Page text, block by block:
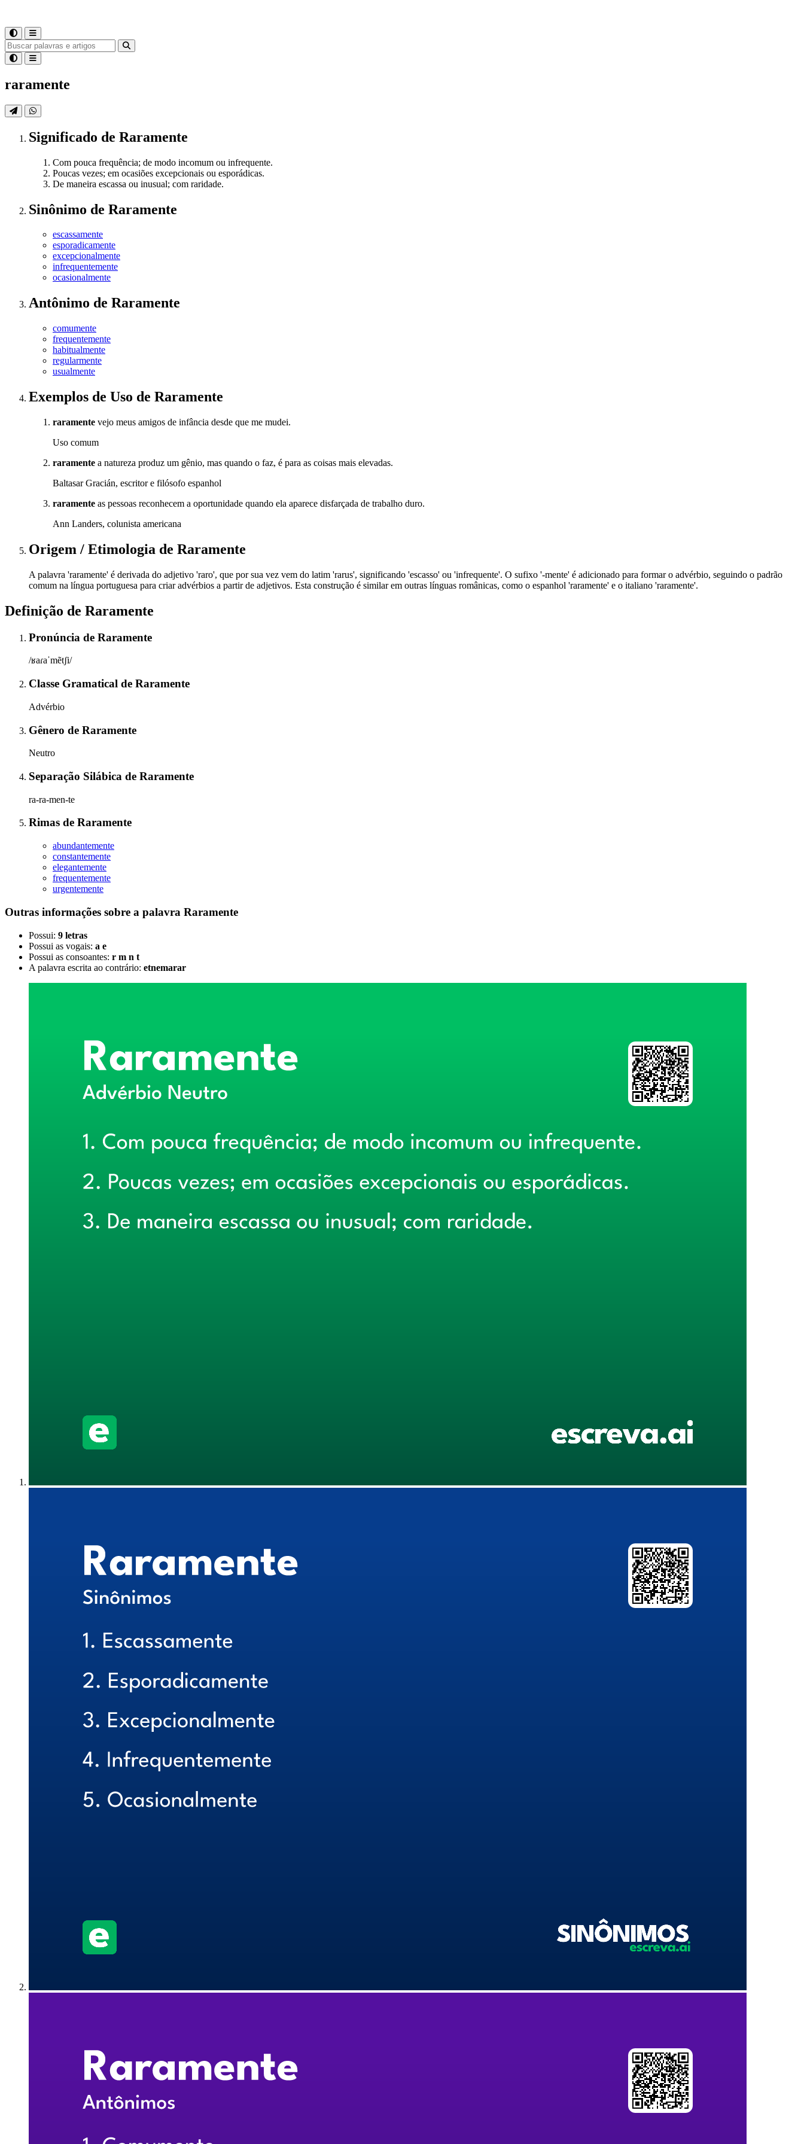
raramente
Significado de Raramente
Com pouca frequência; de modo incomum ou infrequente.
Poucas vezes; em ocasiões excepcionais ou esporádicas.
De maneira escassa ou inusual; com raridade.
Sinônimo de Raramente
escassamente
esporadicamente
excepcionalmente
infrequentemente
ocasionalmente
Antônimo de Raramente
comumente
frequentemente
habitualmente
regularmente
usualmente
Exemplos de Uso de Raramente
raramente vejo meus amigos de infância desde que me mudei.
Uso comum
raramente a natureza produz um gênio, mas quando o faz, é para as coisas mais elevadas.
Baltasar Gracián, escritor e filósofo espanhol
raramente as pessoas reconhecem a oportunidade quando ela aparece disfarçada de trabalho duro.
Ann Landers, colunista americana
Origem / Etimologia de Raramente
A palavra 'raramente' é derivada do adjetivo 'raro', que por sua vez vem do latim 'rarus', significando 'escasso' ou 'infrequente'. O sufixo '-mente' é adicionado para formar o advérbio, seguindo o padrão
comum na língua portuguesa para criar advérbios a partir de adjetivos. Esta construção é similar em outras línguas românicas, como o espanhol 'raramente' e o italiano 'raramente'.
Definição de Raramente
Pronúncia de Raramente
/ʁaɾaˈmẽtʃi/
Classe Gramatical de Raramente
Advérbio
Gênero de Raramente
Neutro
Separação Silábica de Raramente
ra-ra-men-te
Rimas de Raramente
abundantemente
constantemente
elegantemente
frequentemente
urgentemente
Outras informações sobre a palavra Raramente
Possui: 9 letras
Possui as vogais: a e
Possui as consoantes: r m n t
A palavra escrita ao contrário: etnemarar